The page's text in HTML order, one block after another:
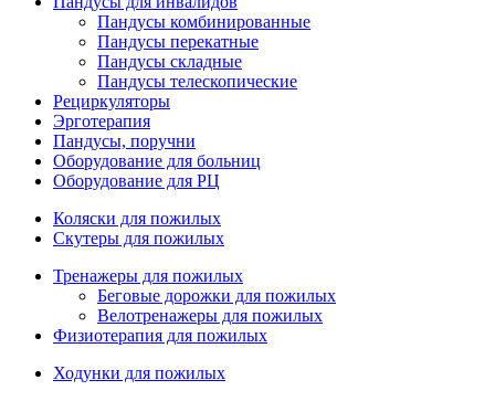
Пандусы комбинированные
Пандусы перекатные
Пандусы складные
Пандусы телескопические
Рециркуляторы
Эрготерапия
Пандусы, поручни
Оборудование для больниц
Оборудование для РЦ
Коляски для пожилых
Скутеры для пожилых
Тренажеры для пожилых
Беговые дорожки для пожилых
Велотренажеры для пожилых
Физиотерапия для пожилых
Ходунки для пожилых